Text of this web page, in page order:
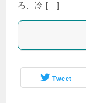
ろ、冷 […]
Tweet